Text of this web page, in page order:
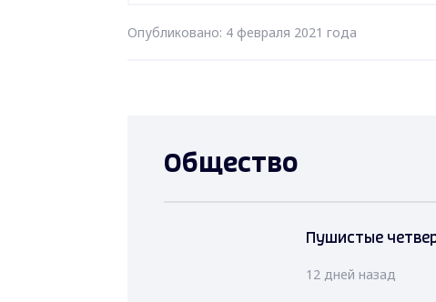
Опубликовано: 4 февраля 2021 года
Общество
Пушистые
12 дней назад